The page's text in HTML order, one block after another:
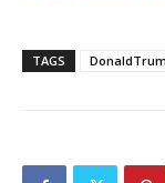
TAGS